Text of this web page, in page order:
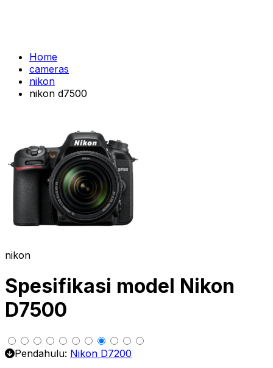
Home
cameras
nikon
nikon d7500
nikon
Spesifikasi model Nikon
D7500
Pendahulu: Nikon D7200